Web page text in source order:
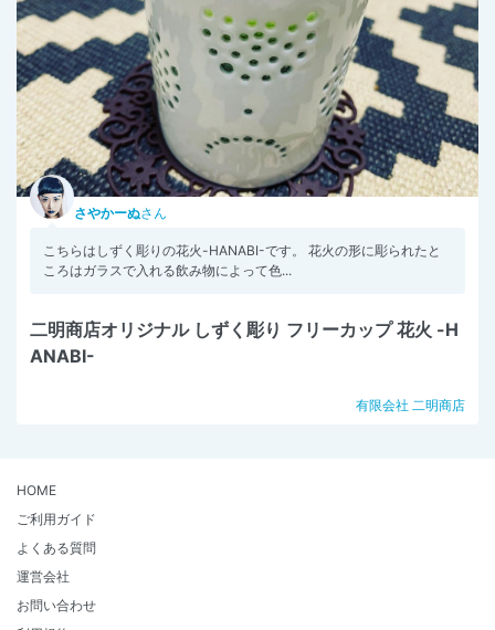
さやかーぬさん
こちらはしずく彫りの花火-HANABI-です。 花火の形に彫られたと
ころはガラスで入れる飲み物によって色...
二明商店オリジナル しずく彫り フリーカップ 花火 -H
ANABI-
有限会社 二明商店
HOME
ご利用ガイド
よくある質問
運営会社
お問い合わせ